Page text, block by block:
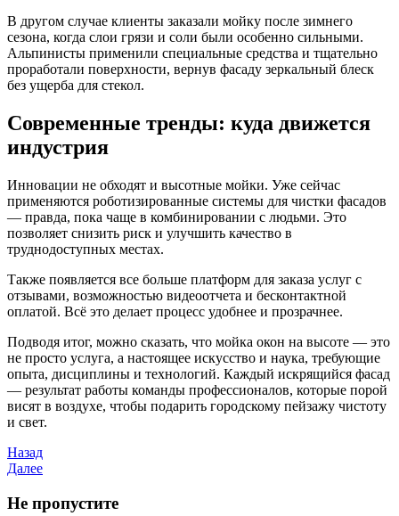
В другом случае клиенты заказали мойку после зимнего
сезона, когда слои грязи и соли были особенно сильными.
Альпинисты применили специальные средства и тщательно
проработали поверхности, вернув фасаду зеркальный блеск
без ущерба для стекол.
Современные тренды: куда движется
индустрия
Инновации не обходят и высотные мойки. Уже сейчас
применяются роботизированные системы для чистки фасадов
— правда, пока чаще в комбинировании с людьми. Это
позволяет снизить риск и улучшить качество в
труднодоступных местах.
Также появляется все больше платформ для заказа услуг с
отзывами, возможностью видеоотчета и бесконтактной
оплатой. Всё это делает процесс удобнее и прозрачнее.
Подводя итог, можно сказать, что мойка окон на высоте — это
не просто услуга, а настоящее искусство и наука, требующие
опыта, дисциплины и технологий. Каждый искрящийся фасад
— результат работы команды профессионалов, которые порой
висят в воздухе, чтобы подарить городскому пейзажу чистоту
и свет.
Навигация
по
записям
Предыдущая
запись
Назад
Следующая
Далее
Не пропустите